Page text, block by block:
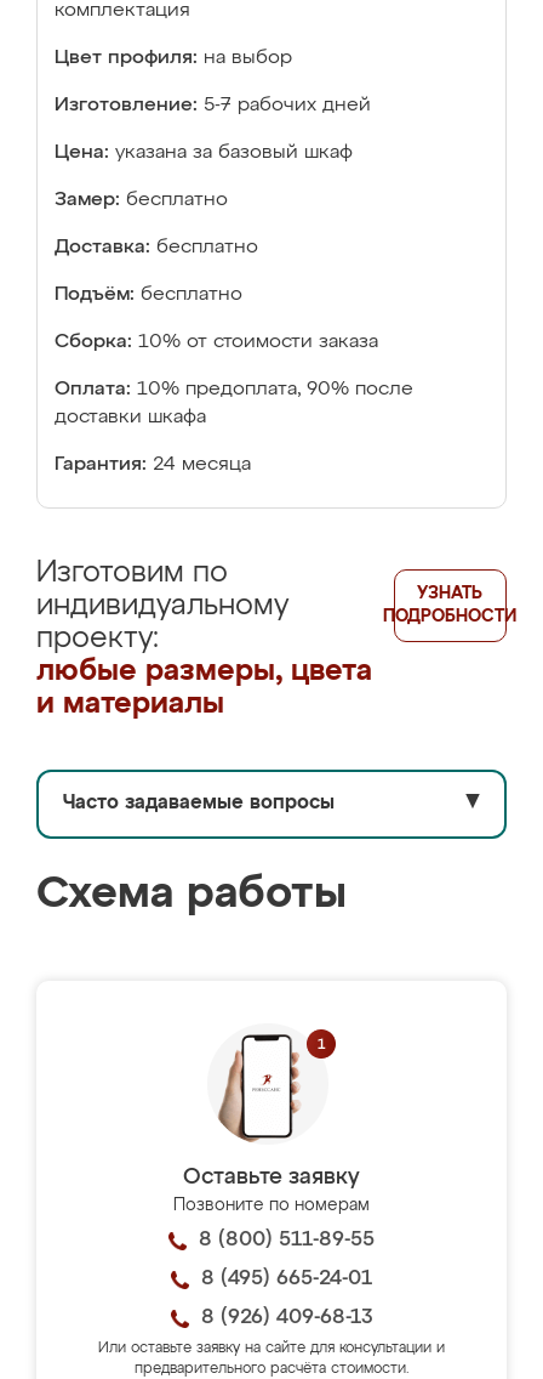
комплектация
Цвет профиля: на выбор
Изготовление: 5-7 рабочих дней
Цена: указана за базовый шкаф
Замер: бесплатно
Доставка: бесплатно
Подъём: бесплатно
Сборка: 10% от стоимости заказа
Оплата: 10% предоплата, 90% после
доставки шкафа
Гарантия: 24 месяца
Изготовим по
индивидуальному
проекту:
любые размеры, цвета
и материалы
УЗНАТЬ
ПОДРОБНОСТИ
Часто задаваемые вопросы ▼
Схема работы
Оставьте заявку
Позвоните по номерам
8 (800) 511-89-55
8 (495) 665-24-01
8 (926) 409-68-13
Или оставьте заявку на сайте для консультации и
предварительного расчёта стоимости.